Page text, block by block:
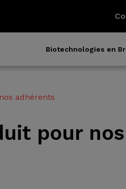
Biotechnologies en
adhérents
pour